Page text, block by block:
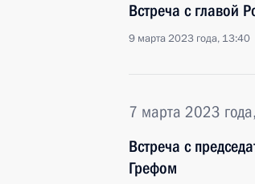
Встреча с главой
9 марта 2023 года, 13:40
7 марта 2023
Встреча с
Грефом